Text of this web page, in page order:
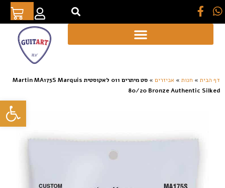
פתח
דף הבית » חנות » אביזרים »
סט מיתרים 011 לאקוסטית Martin MA175S Marquis
80/20 Bronze Authentic Silked